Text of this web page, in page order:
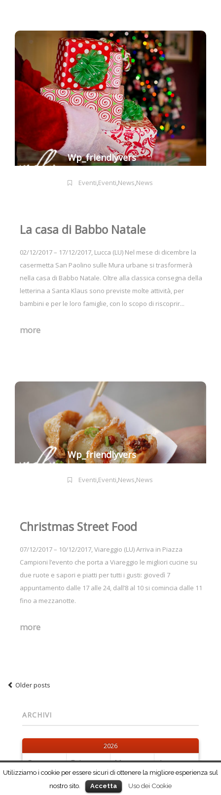
Wp_friendlyvers
Eventi Eventi News News
La casa di Babbo Natale
02/12/2017 – 17/12/2017, Lucca (LU) Nel mese di dicembre la
casermetta San Paolino sulle Mura urbane si trasformerà
nella casa di Babbo Natale. Oltre alla classica consegna della
letterina a Santa Klaus sono previste molte attività, per
bambini e per le loro famiglie, con lo scopo di riscoprir...
more
Wp_friendlyvers
Eventi,Eventi,News,News
Christmas Street Food
07/12/2017 – 10/12/2017, Viareggio (LU) Arriva in Piazza
Campioni l’evento che porta a Viareggio le migliori cucine su
due ruote e sapori e piatti per tutti i gusti: giovedì 7
appuntamento dalle 17 alle 24, dall’8 al 10 si comincia dalle 11
fino a mezzanotte.
more
Older posts
ARCHIVI
2026
Gen Feb Mar Apr
Giu 0 Posts Lug Ago
Utilizziamo i cookie per essere sicuri di ottenere la migliore esperienza sul
nostro sito.
Accetta Uso dei Cookie